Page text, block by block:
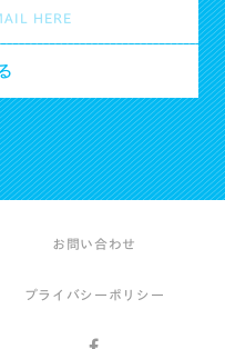
お問い合わせ
プライバシーポリシー